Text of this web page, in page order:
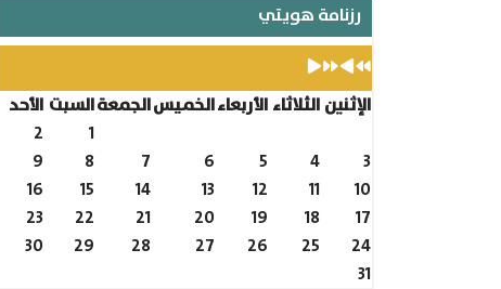
رزنامة هويتي
2026 أغسطس
الإثنينالثلاثاءالأربعاءالخميسالجمعةالسبت الأحد
1
2
3
4
5
6
7
8
9
10
11
12
13
14
15
16
17
18
19
20
21
22
23
24
25
26
27
28
29
30
31